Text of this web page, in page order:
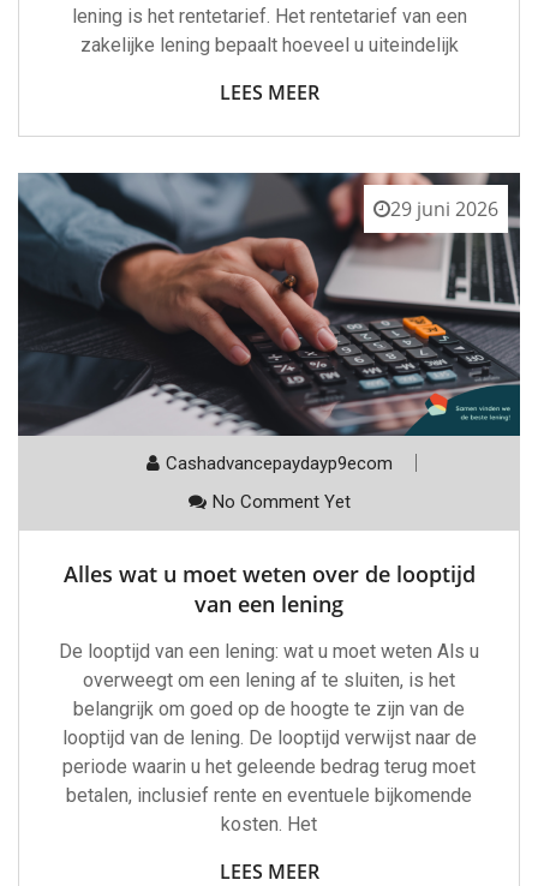
lening is het rentetarief. Het rentetarief van een
zakelijke lening bepaalt hoeveel u uiteindelijk
LEES MEER
29 juni 2026
Cashadvancepaydayp9ecom
No Comment Yet
Alles wat u moet weten over de looptijd
van een lening
De looptijd van een lening: wat u moet weten Als u
overweegt om een lening af te sluiten, is het
belangrijk om goed op de hoogte te zijn van de
looptijd van de lening. De looptijd verwijst naar de
periode waarin u het geleende bedrag terug moet
betalen, inclusief rente en eventuele bijkomende
kosten. Het
LEES MEER